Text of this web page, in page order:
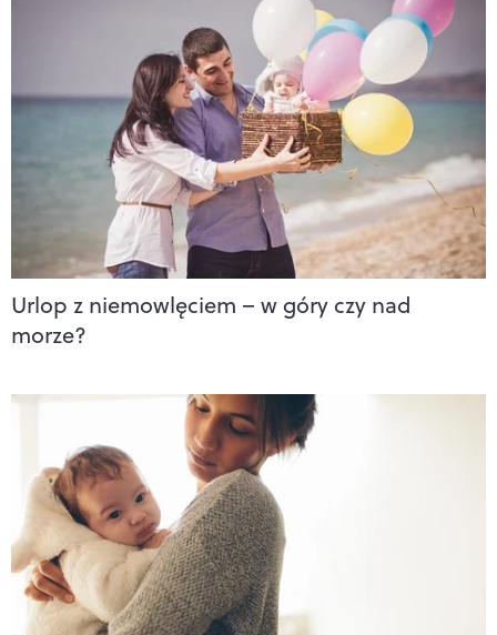
Urlop z niemowlęciem – w góry czy nad
morze?